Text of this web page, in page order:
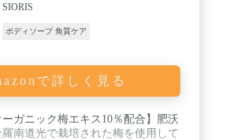
SIORIS
ボディソープ 角質ケア
で詳しく見る
ガニック梅エキス10％配合】肥沃
南道光で栽培された梅を使用して